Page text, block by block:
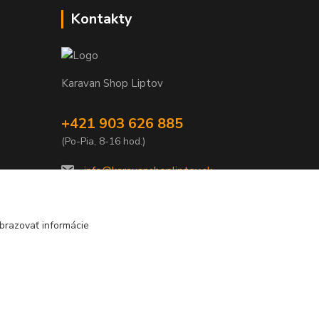
Kontakty
Karavan Shop Liptov
+421 903 626 885
(Po-Pia, 8-16 hod.)
info@karavanshopliptov.sk
informácie